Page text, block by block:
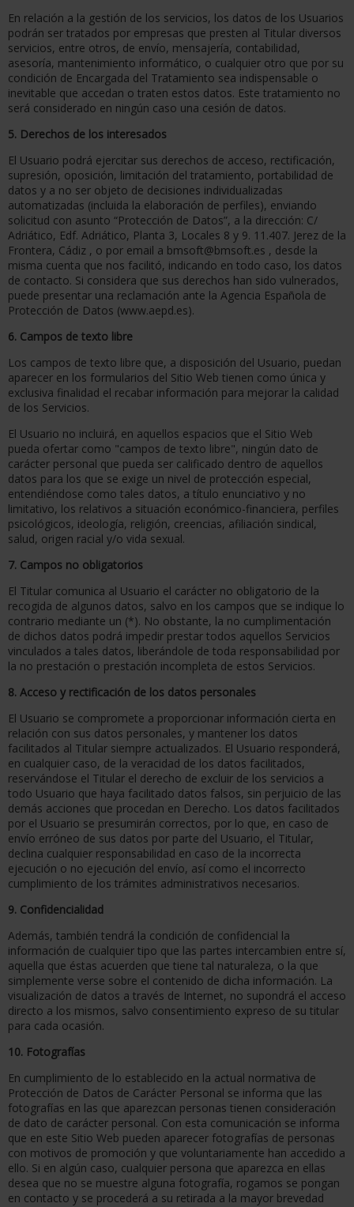
En relación a la gestión de los servicios, los datos de los Usuarios
podrán ser tratados por empresas que presten al Titular diversos
servicios, entre otros, de envío, mensajería, contabilidad,
asesoría, mantenimiento informático, o cualquier otro que por su
condición de Encargada del Tratamiento sea indispensable o
inevitable que accedan o traten estos datos. Este tratamiento no
será considerado en ningún caso una cesión de datos.
5. Derechos de los interesados
El Usuario podrá ejercitar sus derechos de acceso, rectificación,
supresión, oposición, limitación del tratamiento, portabilidad de
datos y a no ser objeto de decisiones individualizadas
automatizadas (incluida la elaboración de perfiles), enviando
solicitud con asunto “Protección de Datos”, a la dirección: C/
Adriático, Edf. Adriático, Planta 3, Locales 8 y 9. 11.407. Jerez de la
Frontera, Cádiz , o por email a bmsoft@bmsoft.es , desde la
misma cuenta que nos facilitó, indicando en todo caso, los datos
de contacto. Si considera que sus derechos han sido vulnerados,
puede presentar una reclamación ante la Agencia Española de
Protección de Datos (www.aepd.es).
6. Campos de texto libre
Los campos de texto libre que, a disposición del Usuario, puedan
aparecer en los formularios del Sitio Web tienen como única y
exclusiva finalidad el recabar información para mejorar la calidad
de los Servicios.
El Usuario no incluirá, en aquellos espacios que el Sitio Web
pueda ofertar como "campos de texto libre", ningún dato de
carácter personal que pueda ser calificado dentro de aquellos
datos para los que se exige un nivel de protección especial,
entendiéndose como tales datos, a título enunciativo y no
limitativo, los relativos a situación económico-financiera, perfiles
psicológicos, ideología, religión, creencias, afiliación sindical,
salud, origen racial y/o vida sexual.
7. Campos no obligatorios
El Titular comunica al Usuario el carácter no obligatorio de la
recogida de algunos datos, salvo en los campos que se indique lo
contrario mediante un (*). No obstante, la no cumplimentación
de dichos datos podrá impedir prestar todos aquellos Servicios
vinculados a tales datos, liberándole de toda responsabilidad por
la no prestación o prestación incompleta de estos Servicios.
8. Acceso y rectificación de los datos personales
El Usuario se compromete a proporcionar información cierta en
relación con sus datos personales, y mantener los datos
facilitados al Titular siempre actualizados. El Usuario responderá,
en cualquier caso, de la veracidad de los datos facilitados,
reservándose el Titular el derecho de excluir de los servicios a
todo Usuario que haya facilitado datos falsos, sin perjuicio de las
demás acciones que procedan en Derecho. Los datos facilitados
por el Usuario se presumirán correctos, por lo que, en caso de
envío erróneo de sus datos por parte del Usuario, el Titular,
declina cualquier responsabilidad en caso de la incorrecta
ejecución o no ejecución del envío, así como el incorrecto
cumplimiento de los trámites administrativos necesarios.
9. Confidencialidad
Además, también tendrá la condición de confidencial la
información de cualquier tipo que las partes intercambien entre sí,
aquella que éstas acuerden que tiene tal naturaleza, o la que
simplemente verse sobre el contenido de dicha información. La
visualización de datos a través de Internet, no supondrá el acceso
directo a los mismos, salvo consentimiento expreso de su titular
para cada ocasión.
10. Fotografías
En cumplimiento de lo establecido en la actual normativa de
Protección de Datos de Carácter Personal se informa que las
fotografías en las que aparezcan personas tienen consideración
de dato de carácter personal. Con esta comunicación se informa
que en este Sitio Web pueden aparecer fotografías de personas
con motivos de promoción y que voluntariamente han accedido a
ello. Si en algún caso, cualquier persona que aparezca en ellas
desea que no se muestre alguna fotografía, rogamos se pongan
en contacto y se procederá a su retirada a la mayor brevedad